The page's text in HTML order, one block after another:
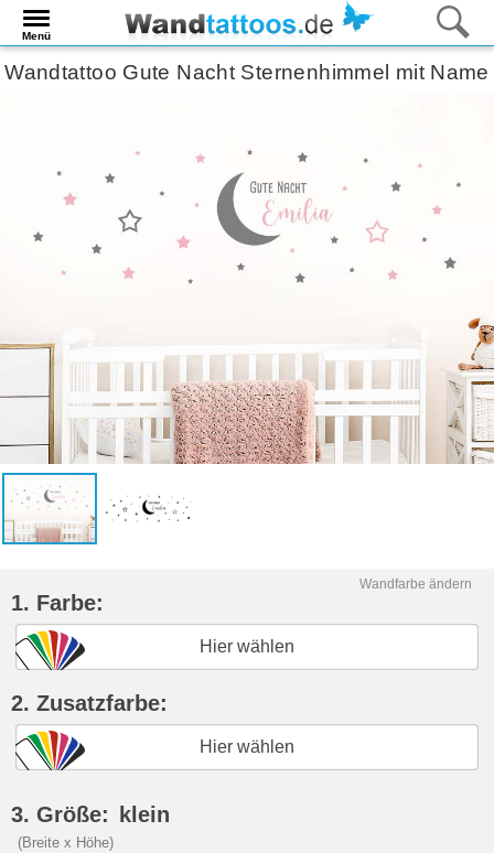
Menü
Wandtattoo Gute Nacht Sternenhimmel mit Name
Wandfarbe ändern
1. Farbe:
Hier wählen
2. Zusatzfarbe:
Hier wählen
3. Größe: klein
(Breite x Höhe)